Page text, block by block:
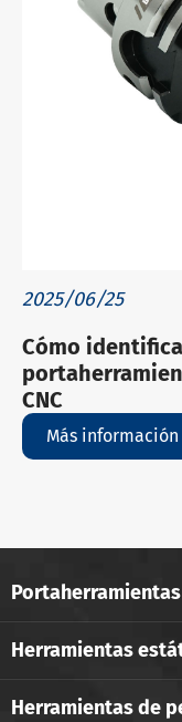
2025/06/25
Cómo
CNC
Más información
Portaherramientas
Herramientas
Herramientas de